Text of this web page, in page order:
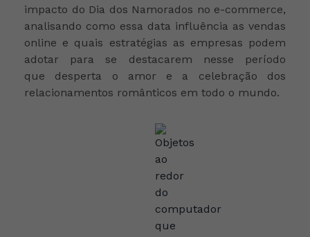
impacto do Dia dos Namorados no e-commerce,
analisando como essa data influência as vendas
online e quais estratégias as empresas podem
adotar para se destacarem nesse período
que desperta o amor e a celebração dos
relacionamentos românticos em todo o mundo.